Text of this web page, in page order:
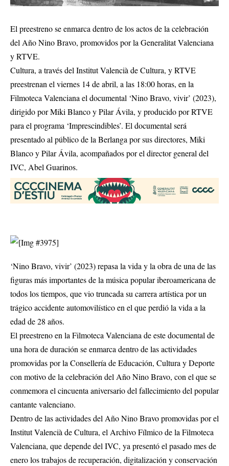
El preestreno se enmarca dentro de los actos de la celebración
del Año Nino Bravo, promovidos por la Generalitat Valenciana
y RTVE.
Cultura, a través del Institut Valencià de Cultura, y RTVE
preestrenan el viernes 14 de abril, a las 18:00 horas, en la
Filmoteca Valenciana el documental ‘Nino Bravo, vivir’ (2023),
dirigido por Miki Blanco y Pilar Ávila, y producido por RTVE
para el programa ‘Imprescindibles’. El documental será
presentado al público de la Berlanga por sus directores, Miki
Blanco y Pilar Ávila, acompañados por el director general del
IVC, Abel Guarinos.
‘Nino Bravo, vivir’ (2023) repasa la vida y la obra de una de las
figuras más importantes de la música popular iberoamericana de
todos los tiempos, que vio truncada su carrera artística por un
trágico accidente automovilístico en el que perdió la vida a la
edad de 28 años.
El preestreno en la Filmoteca Valenciana de este documental de
una hora de duración se enmarca dentro de las actividades
promovidas por la Consellería de Educación, Cultura y Deporte
con motivo de la celebración del Año Nino Bravo, con el que se
conmemora el cincuenta aniversario del fallecimiento del popular
cantante valenciano.
Dentro de las actividades del Año Nino Bravo promovidas por el
Institut Valencià de Cultura, el Archivo Fílmico de la Filmoteca
Valenciana, que depende del IVC, ya presentó el pasado mes de
enero los trabajos de recuperación, digitalización y conservación